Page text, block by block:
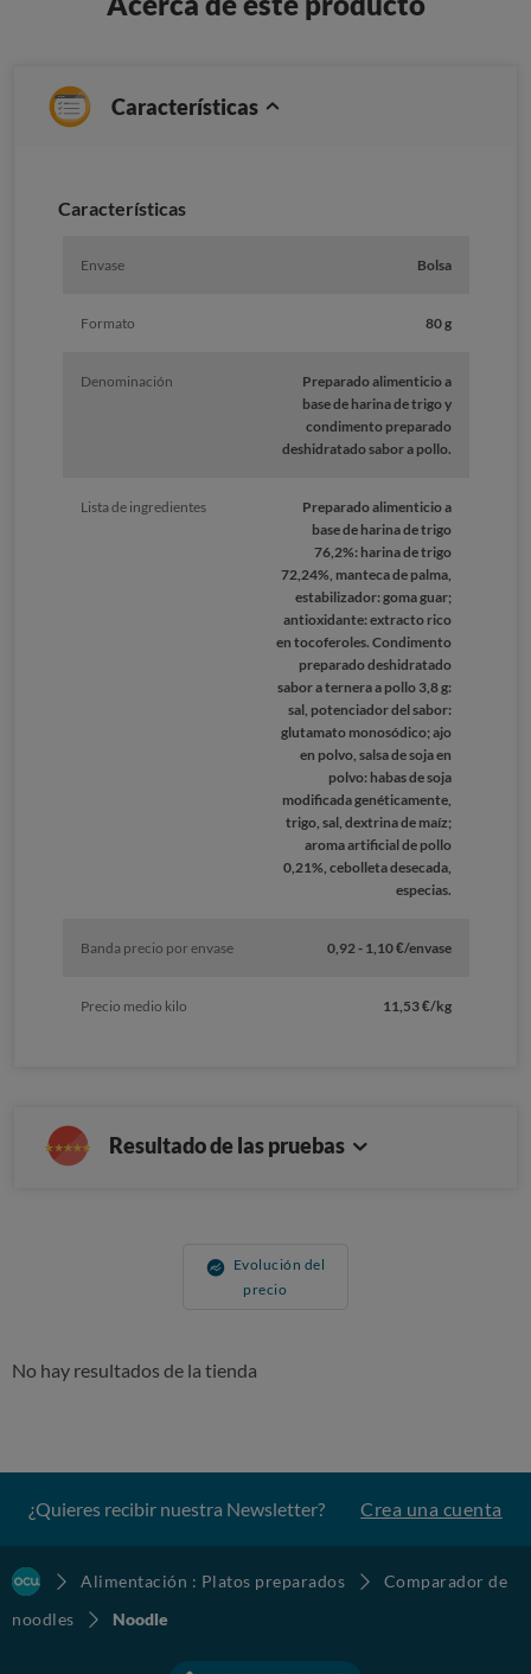
Características
Características
Envase Bolsa
Formato 80 g
Denominación
Preparado alimenticio a
base de harina de trigo y
condimento preparado
deshidratado sabor a pollo.
Lista de ingredientes
Preparado alimenticio a
base de harina de trigo
76,2%: harina de trigo
72,24%, manteca de palma,
estabilizador: goma guar;
antioxidante: extracto rico
en tocoferoles. Condimento
preparado deshidratado
sabor a ternera a pollo 3,8 g:
sal, potenciador del sabor:
glutamato monosódico; ajo
en polvo, salsa de soja en
polvo: habas de soja
modificada genéticamente,
trigo, sal, dextrina de maíz;
aroma artificial de pollo
0,21%, cebolleta desecada,
especias.
Banda precio por envase 0,92 - 1,10 €/envase
Precio medio kilo 11,53 €/kg
Resultado de las pruebas
Evolución del
precio
No hay resultados de la tienda
¿Quieres recibir nuestra Newsletter? Crea una cuenta
Alimentación : Platos preparados
Comparador de
noodles
Noodle